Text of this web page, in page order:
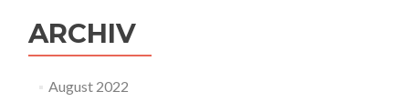
ARCHIV
August 2022